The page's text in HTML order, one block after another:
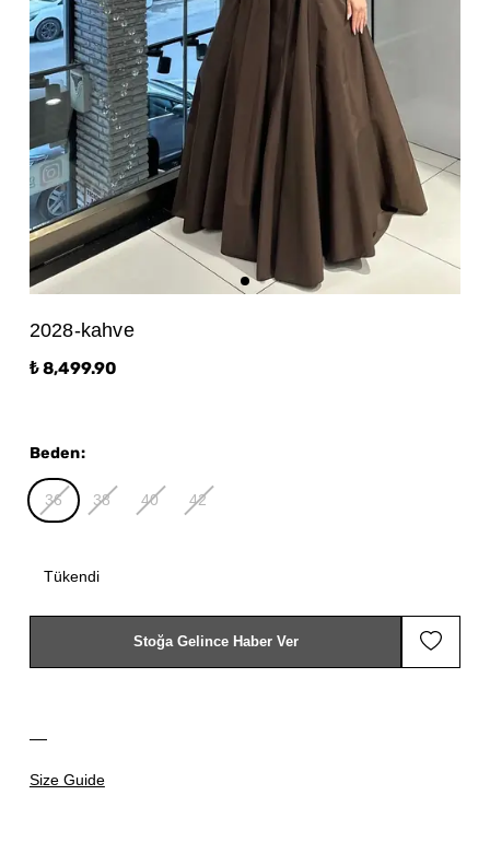
2028-kahve
₺ 8,499.90
Size Guide
Beden:
36 38 40 42
Tükendi
Stoğa Gelince Haber Ver